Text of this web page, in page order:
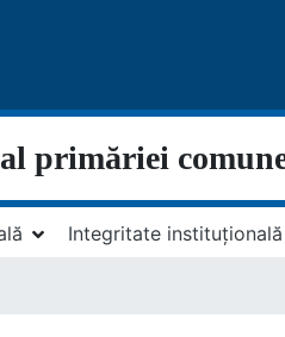
primăriei
Integritate instituțională